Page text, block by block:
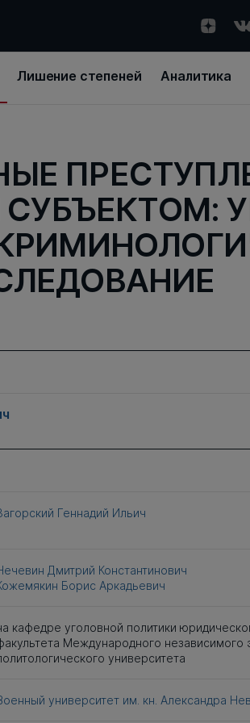
Лишение степеней Аналитика
Геннадий Ильич
Дмитрий Константинович
Борис Аркадьевич
кафедре уголовной политики
Международного независимого
университета
университет им. кн. Александра